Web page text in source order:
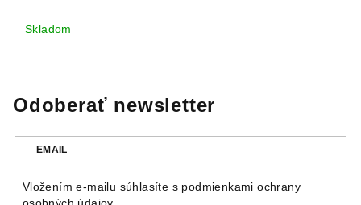
Skladom
Odoberať newsletter
EMAIL
Vložením e-mailu súhlasíte s podmienkami ochrany